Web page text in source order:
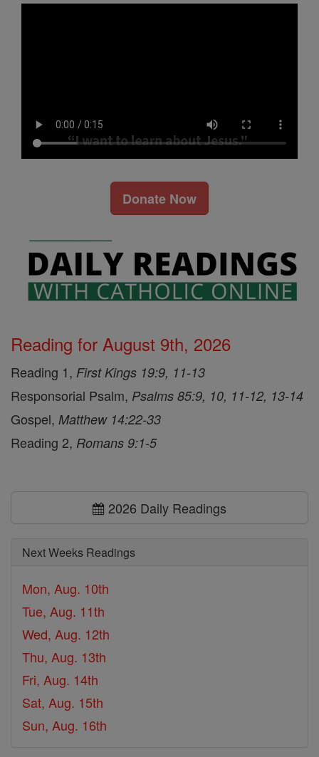
Donate Now
Reading for August 9th, 2026
Reading 1, First Kings 19:9, 11-13
Responsorial Psalm, Psalms 85:9, 10, 11-12, 13-14
Gospel, Matthew 14:22-33
Reading 2, Romans 9:1-5
2026 Daily Readings
Next Weeks Readings
Mon, Aug. 10th
Tue, Aug. 11th
Wed, Aug. 12th
Thu, Aug. 13th
Fri, Aug. 14th
Sat, Aug. 15th
Sun, Aug. 16th